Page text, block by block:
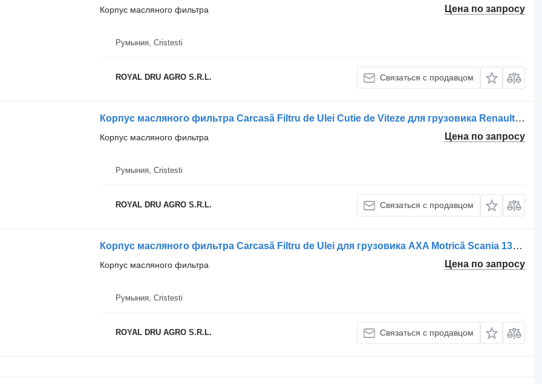
Цена по запросу
Корпус масляного фильтра
Румыния, Cristesti
ROYAL DRU AGRO S.R.L. Связаться с продавцом
Корпус масляного фильтра Carcasă Filtru de Ulei Cutie de Viteze для грузовика Renault – Coduri: 20700743, 21428348, 7421428348, 7422039897
Цена по запросу
Корпус масляного фильтра
Румыния, Cristesti
ROYAL DRU AGRO S.R.L. Связаться с продавцом
Корпус масляного фильтра Carcasă Filtru de Ulei для грузовика AXA Motrică Scania 1378750/1878844
Цена по запросу
Корпус масляного фильтра
Румыния, Cristesti
ROYAL DRU AGRO S.R.L. Связаться с продавцом